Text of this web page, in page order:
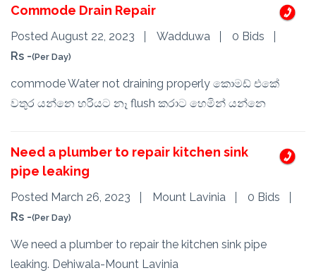
Commode Drain Repair
Posted August 22, 2023 Wadduwa
0 Bids
Rs -(Per Day)
commode Water not draining properly කොමඩ් එකේ
වතුර යන්නෙ හරියට නෑ flush කරාට හෙමින් යන්නෙ
Need a plumber to repair kitchen sink
pipe leaking
Posted March 26, 2023 Mount Lavinia
0 Bids
Rs -(Per Day)
We need a plumber to repair the kitchen sink pipe
leaking. Dehiwala-Mount Lavinia